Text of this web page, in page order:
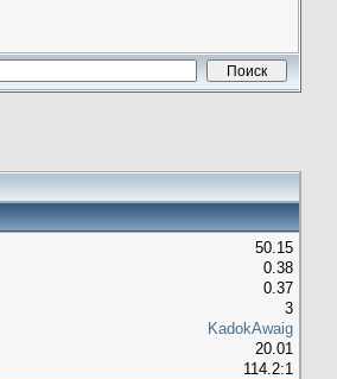
50.15
0.38
0.37
3
KadokAwaig
20.01
114.2:1